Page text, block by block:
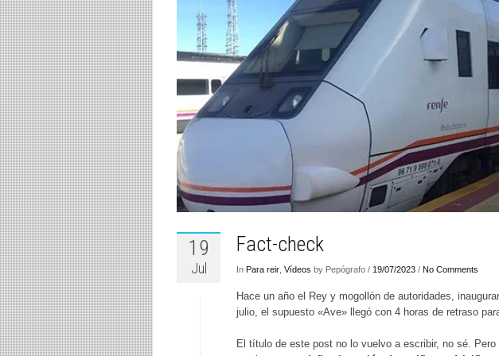
19
Jul
Fact-check
In Para reir Vídeos by Pepógrafo / 19/07/2023 / No Comments
Hace un año el Rey y mogollón de autoridades,
julio, el supuesto «Ave» llegó con 4 horas de retraso
El título de este post no lo vuelvo a escribir, no sé.